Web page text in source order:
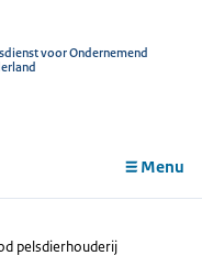
voor Ondernemend
Menu
pelsdierhouderij